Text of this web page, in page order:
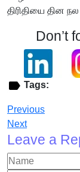
திரிதியை தின
Don’t
Tags:
Previous
Next
Leave a